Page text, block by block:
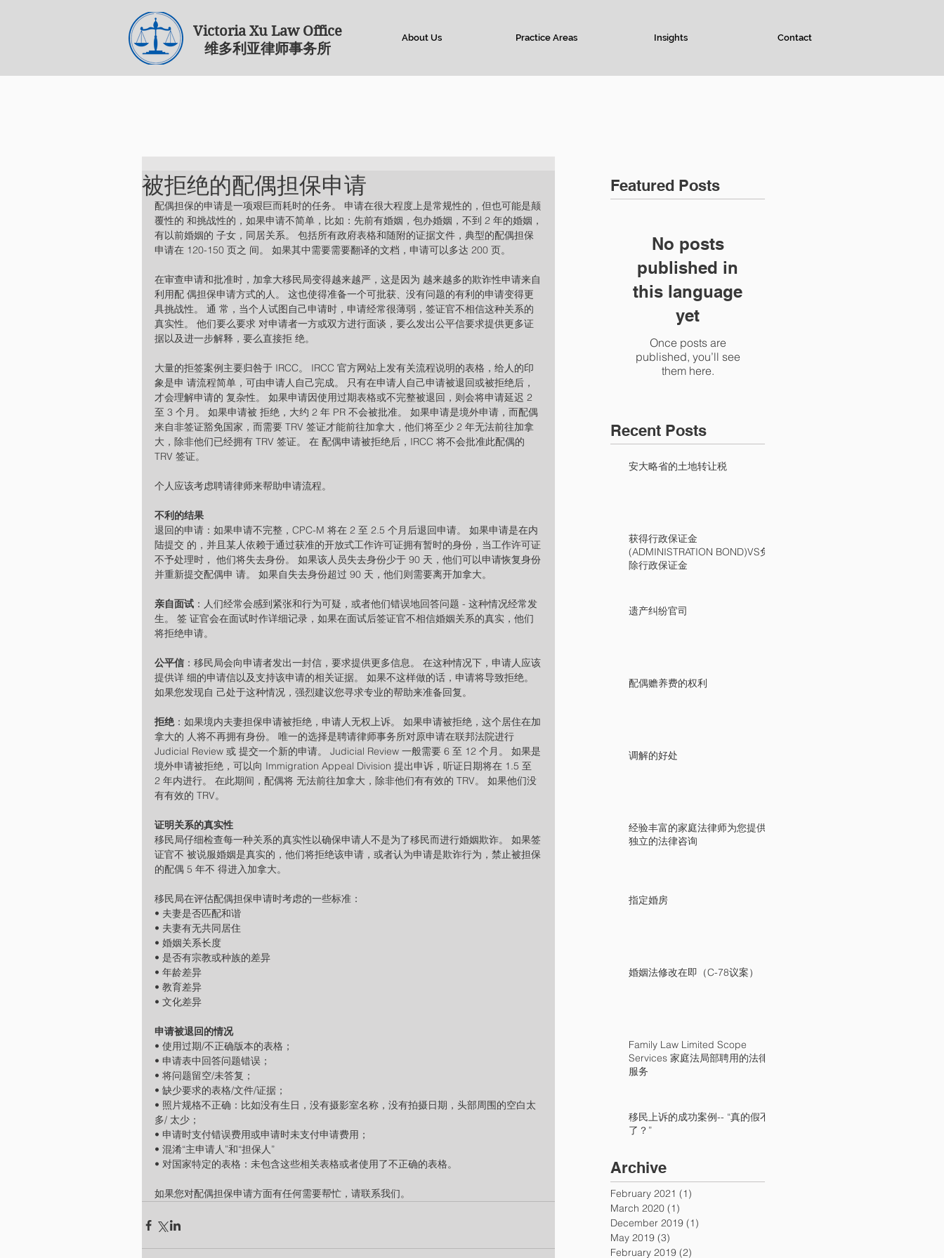
Victoria Xu Law Office
​维多利亚律师事务所
About Us Practice Areas Insights Contact
被拒绝的配偶担保申请
配偶担保的申请是一项艰巨而耗时的任务。 申请在很大程度上是常规性的，但也可能是颠
覆性的 和挑战性的，如果申请不简单，比如：先前有婚姻，包办婚姻，不到 2 年的婚姻，
有以前婚姻的 子女，同居关系。 包括所有政府表格和随附的证据文件，典型的配偶担保
申请在 120-150 页之 间。 如果其中需要需要翻译的文档，申请可以多达 200 页。
在审查申请和批准时，加拿大移民局变得越来越严，这是因为 越来越多的欺诈性申请来自
利用配 偶担保申请方式的人。 这也使得准备一个可批获、没有问题的有利的申请变得更
具挑战性。 通 常，当个人试图自己申请时，申请经常很薄弱，签证官不相信这种关系的
真实性。 他们要么要求 对申请者一方或双方进行面谈，要么发出公平信要求提供更多证
据以及进一步解释，要么直接拒 绝。
大量的拒签案例主要归咎于 IRCC。 IRCC 官方网站上发有关流程说明的表格，给人的印
象是申 请流程简单，可由申请人自己完成。 只有在申请人自己申请被退回或被拒绝后，
才会理解申请的 复杂性。 如果申请因使用过期表格或不完整被退回，则会将申请延迟 2
至 3 个月。 如果申请被 拒绝，大约 2 年 PR 不会被批准。 如果申请是境外申请，而配偶
来自非签证豁免国家，而需要 TRV 签证才能前往加拿大，他们将至少 2 年无法前往加拿
大，除非他们已经拥有 TRV 签证。 在 配偶申请被拒绝后，IRCC 将不会批准此配偶的
TRV 签证。
个人应该考虑聘请律师来帮助申请流程。
不利的结果
退回的申请：如果申请不完整，CPC-M 将在 2 至 2.5 个月后退回申请。 如果申请是在内
陆提交 的，并且某人依赖于通过获准的开放式工作许可证拥有暂时的身份，当工作许可证
不予处理时， 他们将失去身份。 如果该人员失去身份少于 90 天，他们可以申请恢复身份
并重新提交配偶申 请。 如果自失去身份超过 90 天，他们则需要离开加拿大。
亲自面试 ：人们经常会感到紧张和行为可疑，或者他们错误地回答问题 - 这种情况经常发
生。 签 证官会在面试时作详细记录，如果在面试后签证官不相信婚姻关系的真实，他们
将拒绝申请。
公平信 ：移民局会向申请者发出一封信，要求提供更多信息。 在这种情况下，申请人应该
提供详 细的申请信以及支持该申请的相关证据。 如果不这样做的话，申请将导致拒绝。
如果您发现自 己处于这种情况，强烈建议您寻求专业的帮助来准备回复。
拒绝：如果境内夫妻担保申请被拒绝，申请人无权上诉。 如果申请被拒绝，这个居住在加
拿大的 人将不再拥有身份。 唯一的选择是聘请律师事务所对原申请在联邦法院进行
Judicial Review 或 提交一个新的申请。 Judicial Review 一般需要 6 至 12 个月。 如果是
境外申请被拒绝，可以向 Immigration Appeal Division 提出申诉，听证日期将在 1.5 至
2 年内进行。 在此期间，配偶将 无法前往加拿大，除非他们有有效的 TRV。 如果他们没
有有效的 TRV。
证明关系的真实性
移民局仔细检查每一种关系的真实性以确保申请人不是为了移民而进行婚姻欺诈。 如果签
证官不 被说服婚姻是真实的，他们将拒绝该申请，或者认为申请是欺诈行为，禁止被担保
的配偶 5 年不 得进入加拿大。
移民局在评估配偶担保申请时考虑的一些标准：
• 夫妻是否匹配和谐
• 夫妻有无共同居住
• 婚姻关系长度
• 是否有宗教或种族的差异
• 年龄差异
• 教育差异
• 文化差异
申请被退回的情况
• 使用过期/不正确版本的表格；
• 申请表中回答问题错误；
• 将问题留空/未答复；
• 缺少要求的表格/文件/证据；
• 照片规格不正确：比如没有生日，没有摄影室名称，没有拍摄日期，头部周围的空白太
多/ 太少；
• 申请时支付错误费用或申请时未支付申请费用；
• 混淆“主申请人”和“担保人”
• 对国家特定的表格：未包含这些相关表格或者使用了不正确的表格。
如果您对配偶担保申请方面有任何需要帮忙，请联系我们。
Featured Posts
No posts
published in
this language
yet
Once posts are
published, you’ll see
them here.
Recent Posts
安大略省的土地转让税
获得行政保证金
(ADMINISTRATION BOND)VS免
除行政保证金
遗产纠纷官司
配偶赡养费的权利
调解的好处
经验丰富的家庭法律师为您提供
独立的法律咨询
指定婚房
婚姻法修改在即（C-78议案）
Family Law Limited Scope
Services 家庭法局部聘用的法律
服务
移民上诉的成功案例-- “真的假不
了？”
Archive
February 2021 (1)
March 2020 (1)
December 2019 (1)
May 2019 (3)
February 2019 (2)